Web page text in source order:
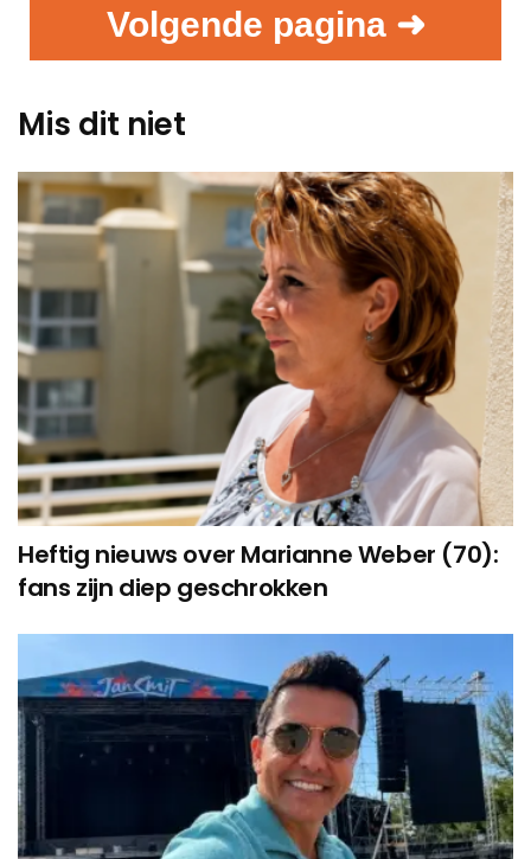
Volgende pagina ➜
Mis dit niet
Heftig nieuws over Marianne Weber (70):
fans zijn diep geschrokken